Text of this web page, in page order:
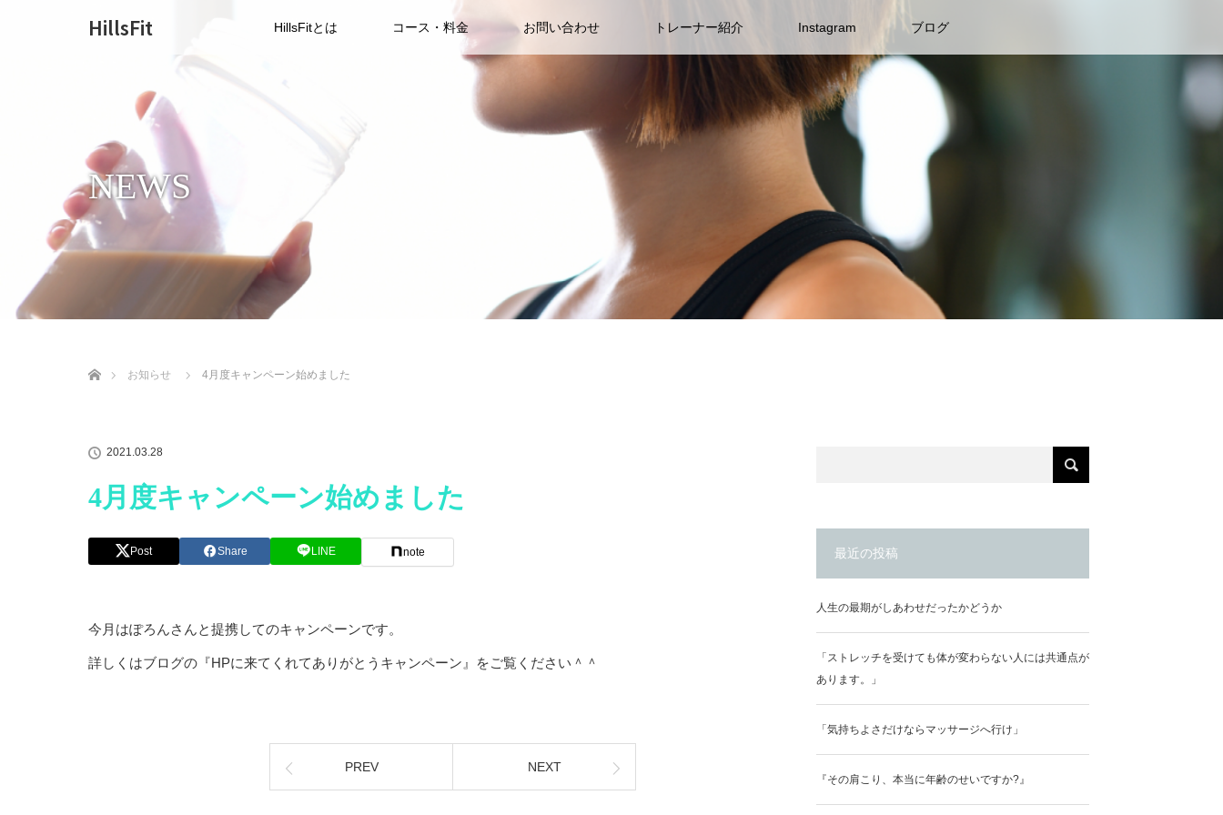
HillsFit HillsFitとは コース・料金 お問い合わせ トレーナー紹介 Instagram ブログ
NEWS
お知らせ
4月度キャンペーン始めました
2021.03.28
4月度キャンペーン始めました
Post Share LINE note
今月はぽろんさんと提携してのキャンペーンです。
詳しくはブログの『HPに来てくれてありがとうキャンペーン』をご覧ください＾＾
PREV NEXT
最近の投稿
人生の最期がしあわせだったかどうか
「ストレッチを受けても体が変わらない人には共通点が
あります。」
「気持ちよさだけならマッサージへ行け」
『その肩こり、本当に年齢のせいですか?』